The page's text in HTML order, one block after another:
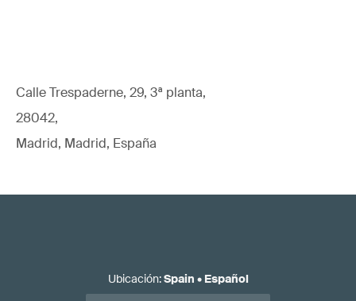
Calle Trespaderne, 29, 3ª planta,
28042,
Madrid, Madrid, España
Ubicación:Spain • Español